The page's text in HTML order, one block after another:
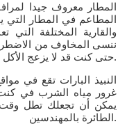
المطار معروف جيدا
المطاعم في المطار التي
والقارية المختلفة
ننسى المخاوف من
حتى كنت قد لا يزعج الأكل في المنزل قبل الوصول إلى المطار.
النبيذ البارات تقع في
غرور مياه الشرب في
يمكن أن تجعلك تطل وقت
الطائرة بالمهندسين.